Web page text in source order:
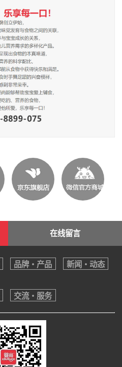
在线留言
品牌・产品 新闻・动态
交流・服务